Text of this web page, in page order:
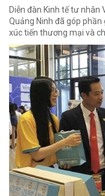
Diễn đàn Kinh tế tư
Quảng Ninh đã góp
xúc tiến thương mại và